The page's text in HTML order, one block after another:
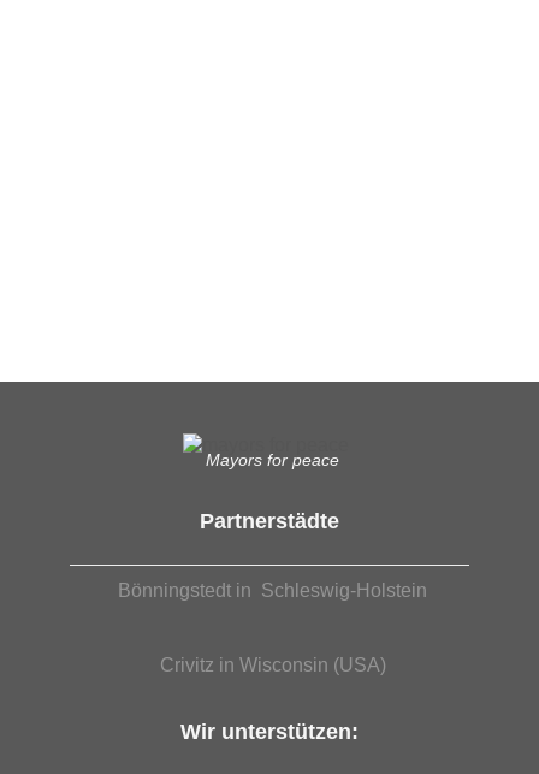
Mayors for peace
Partnerstädte
Bönningstedt in Schleswig-Holstein
Crivitz in Wisconsin (USA)
Wir unterstützen: